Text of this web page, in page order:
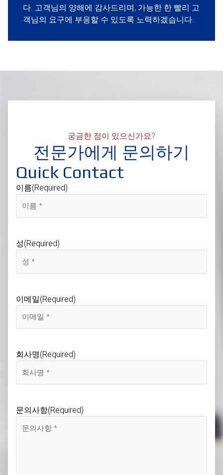
다. 고객님의 양해에 감사드리며, 가능한 한 빨리 고
객님의 요구에 부응할 수 있도록 노력하겠습니다.
궁금한 점이 있으신가요?
전문가에게 문의하기
Quick Contact
이름(Required)
성(Required)
이메일(Required)
회사명(Required)
문의사항(Required)